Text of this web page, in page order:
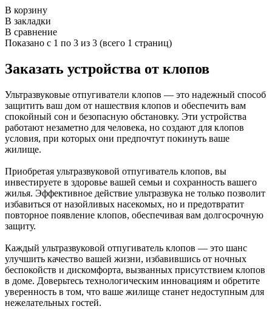
В корзину
В закладки
В сравнение
Показано с 1 по 3 из 3 (всего 1 страниц)
Заказать устройства от клопов
Ультразвуковые отпугиватели клопов — это надежный способ
защитить ваш дом от нашествия клопов и обеспечить вам
спокойный сон и безопасную обстановку. Эти устройства
работают незаметно для человека, но создают для клопов
условия, при которых они предпочтут покинуть ваше
жилище.
Приобретая ультразвуковой отпугиватель клопов, вы
инвестируете в здоровье вашей семьи и сохранность вашего
жилья. Эффективное действие ультразвука не только позволит
избавиться от назойливых насекомых, но и предотвратит
повторное появление клопов, обеспечивая вам долгосрочную
защиту.
Каждый ультразвуковой отпугиватель клопов — это шанс
улучшить качество вашей жизни, избавившись от ночных
беспокойств и дискомфорта, вызванных присутствием клопов
в доме. Доверьтесь технологическим инновациям и обретите
уверенность в том, что ваше жилище станет недоступным для
нежелательных гостей.